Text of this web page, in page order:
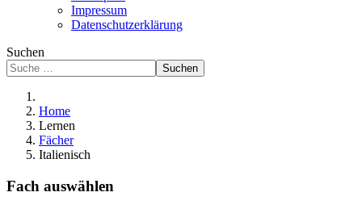
Impressum
Datenschutzerklärung
Suchen
Suchen
Home
Lernen
Fächer
Italienisch
Fach auswählen